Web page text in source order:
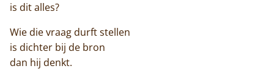
is dit alles?
Wie die vraag durft stellen
is dichter bij de bron
dan hij denkt.